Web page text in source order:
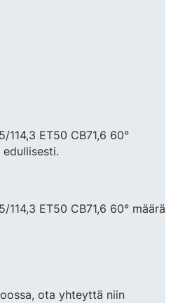
114,3 ET50 CB71,6 60°
114,3 ET50 CB71,6 60° määrä
ota yhteyttä niin